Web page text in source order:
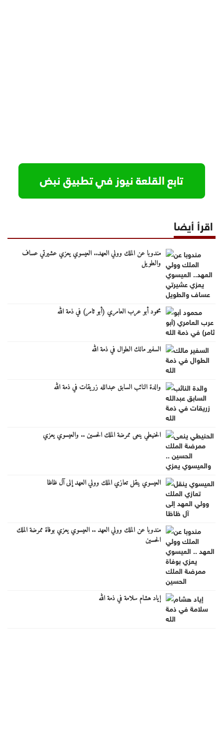
اقرأ أيضا
مندوبا عن الملك وولي العهد.. العيسوي يعزي عشيرتي عساف
والطويل
محمود أبو عرب العامري (أبو ثامر) في ذمة الله
السفير مالك الطوال في ذمة الله
والدة النائب السابق عبدالله زريقات في ذمة الله
الحنيطي ينعى ممرضة الملك الحسين .. والعيسوي يعزي
العيسوي ينقل تعازي الملك وولي العهد إلى آل ظاظا
مندوبا عن الملك وولي العهد .. العيسوي يعزي بوفاة ممرضة الملك
الحسين
إياد هشام سلامة في ذمة الله